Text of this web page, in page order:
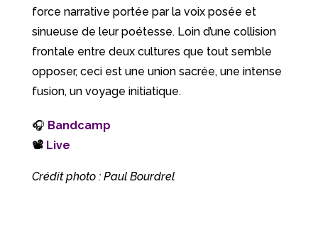
force narrative portée par la voix posée et
sinueuse de leur poétesse. Loin d’une collision
frontale entre deux cultures que tout semble
opposer, ceci est une union sacrée, une intense
fusion, un voyage initiatique.
🎧 Bandcamp
📽 Live
Crédit photo : Paul Bourdrel